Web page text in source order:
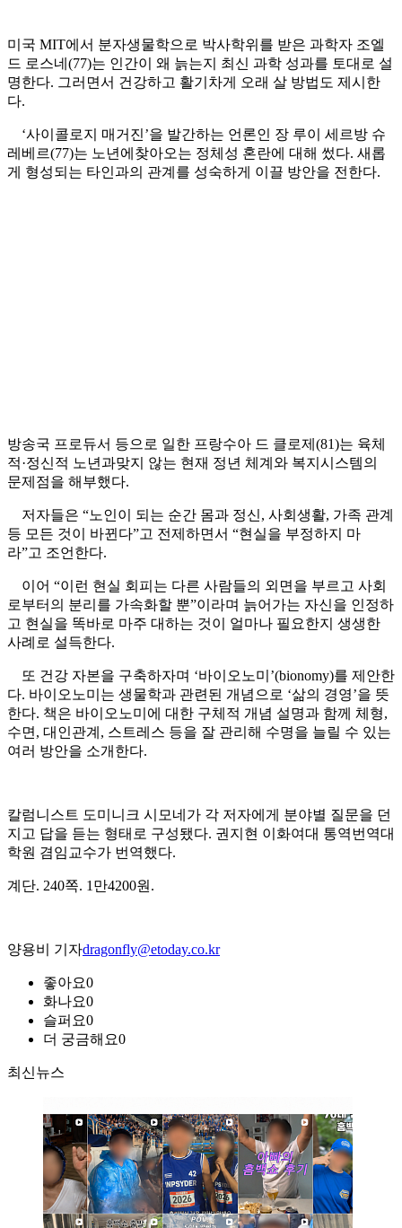
미국 MIT에서 분자생물학으로 박사학위를 받은 과학자 조엘
드 로스네(77)는 인간이 왜 늙는지 최신 과학 성과를 토대로 설
명한다. 그러면서 건강하고 활기차게 오래 살 방법도 제시한
다.
‘사이콜로지 매거진’을 발간하는 언론인 장 루이 세르방 슈
레베르(77)는 노년에찾아오는 정체성 혼란에 대해 썼다. 새롭
게 형성되는 타인과의 관계를 성숙하게 이끌 방안을 전한다.
방송국 프로듀서 등으로 일한 프랑수아 드 클로제(81)는 육체
적·정신적 노년과맞지 않는 현재 정년 체계와 복지시스템의
문제점을 해부했다.
저자들은 “노인이 되는 순간 몸과 정신, 사회생활, 가족 관계
등 모든 것이 바뀐다”고 전제하면서 “현실을 부정하지 마
라”고 조언한다.
이어 “이런 현실 회피는 다른 사람들의 외면을 부르고 사회
로부터의 분리를 가속화할 뿐”이라며 늙어가는 자신을 인정하
고 현실을 똑바로 마주 대하는 것이 얼마나 필요한지 생생한
사례로 설득한다.
또 건강 자본을 구축하자며 ‘바이오노미’(bionomy)를 제안한
다. 바이오노미는 생물학과 관련된 개념으로 ‘삶의 경영’을 뜻
한다. 책은 바이오노미에 대한 구체적 개념 설명과 함께 체형,
수면, 대인관계, 스트레스 등을 잘 관리해 수명을 늘릴 수 있는
여러 방안을 소개한다.
칼럼니스트 도미니크 시모네가 각 저자에게 분야별 질문을 던
지고 답을 듣는 형태로 구성됐다. 권지현 이화여대 통역번역대
학원 겸임교수가 번역했다.
계단. 240쪽. 1만4200원.
양용비 기자dragonfly@etoday.co.kr
좋아요0
화나요0
슬퍼요0
더 궁금해요0
최신뉴스